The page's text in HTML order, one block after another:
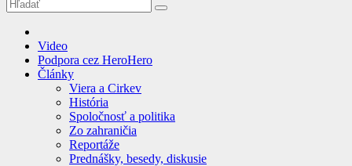
Video
Podpora cez HeroHero
Články
Viera a Cirkev
História
Spoločnosť a politika
Zo zahraničia
Reportáže
Prednášky, besedy, diskusie